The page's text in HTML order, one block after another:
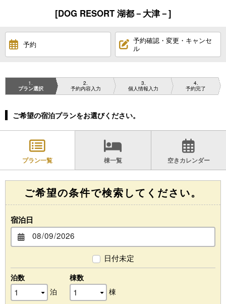
[DOG RESORT 湖都－大津－]
予約
予約確認・変更・キャンセ
ル
1
プラン選択
2
予約内容入力
3
個人情報入力
4
予約完了
ご希望の宿泊プランをお選びください。
プラン一覧 棟一覧 空きカレンダー
ご希望の条件で検索してください。
宿泊日
日付未定
泊数
泊
棟数
棟